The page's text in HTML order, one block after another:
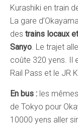
Kurashiki en train
La gare
des trains locaux
Sanyo. Le trajet
coûte 320 yens. Il
Rail Pass et le JR
En bus : les
de Tokyo pour
10000 yens aller